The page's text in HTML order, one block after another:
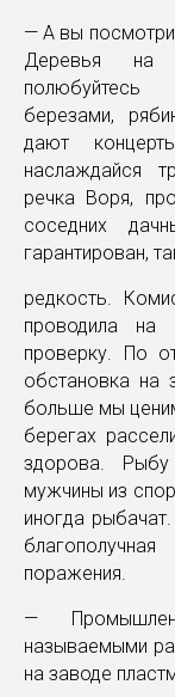
— А вы
Деревья на
березами,
дают
наслаждайся
речка Воря,
соседних
гарантирован,
редкость.
проводила на
проверку. По
обстановка на
больше мы
берегах
здорова.
мужчины из
иногда
поражения.
—
называемыми
на заводе